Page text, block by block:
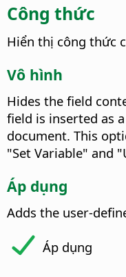
Công thức
Hiển thị công thức
Vô hình
Hides the field
field is inserted as
document. This
"Set Variable" and
Áp dụng
Adds the user-
Áp dụng